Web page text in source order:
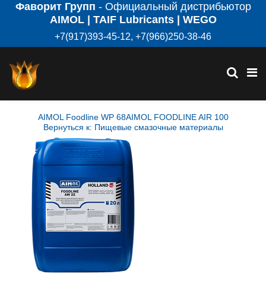
Фаворит Групп - Официальный дистрибьютор
AIMOL | TAIF Lubricants | WEGO
+7(917)393-45-12, +7(966)250-38-46
AIMOL Foodline WP 68AIMOL FOODLINE AIR 100
Вернуться к: Пищевые смазочные материалы